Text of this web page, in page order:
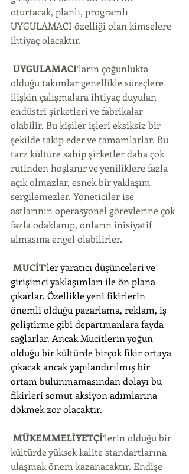
oturtacak, planlı, programlı
UYGULAMACI özelliği olan kimselere
ihtiyaç olacaktır.
UYGULAMACI‘ların çoğunlukta
olduğu takımlar genellikle süreçlere
ilişkin çalışmalara ihtiyaç duyulan
endüstri şirketleri ve fabrikalar
olabilir. Bu kişiler işleri eksiksiz bir
şekilde takip eder ve tamamlarlar. Bu
tarz kültüre sahip şirketler daha çok
rutinden hoşlanır ve yeniliklere fazla
açık olmazlar, esnek bir yaklaşım
sergilemezler. Yöneticiler ise
astlarının operasyonel görevlerine çok
fazla odaklanıp, onların inisiyatif
almasına engel olabilirler.
MUCİT‘ler yaratıcı düşünceleri ve
girişimci yaklaşımları ile ön plana
çıkarlar. Özellikle yeni fikirlerin
önemli olduğu pazarlama, reklam, iş
geliştirme gibi departmanlara fayda
sağlarlar. Ancak Mucitlerin yoğun
olduğu bir kültürde birçok fikir ortaya
çıkacak ancak yapılandırılmış bir
ortam bulunmamasından dolayı bu
fikirleri somut aksiyon adımlarına
dökmek zor olacaktır.
MÜKEMMELİYETÇİ‘lerin olduğu bir
kültürde yüksek kalite standartlarına
ulaşmak önem kazanacaktır. Endişe